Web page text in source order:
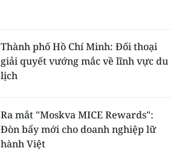
Thành phố Hồ Chí Minh: Đối thoại
giải quyết vướng mắc về lĩnh vực du
lịch
Ra mắt "Moskva MICE Rewards":
Đòn bẩy mới cho doanh nghiệp lữ
hành Việt